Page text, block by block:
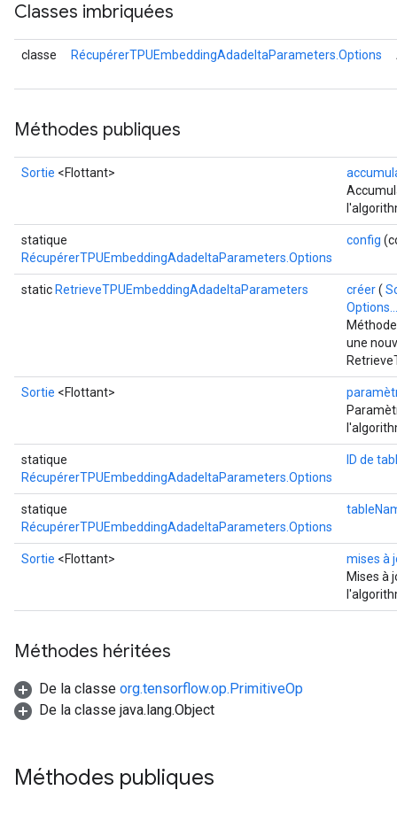
Classes imbriquées
classe RécupérerTPUEmbeddingAdadeltaParameters.Options
Méthodes publiques
Sortie <Flottant>
statique
RécupérerTPUEmbeddingAdadeltaParameters.Options
config
static RetrieveTPUEmbeddingAdadeltaParameters créer(
Options...
une
Sortie <Flottant>
statique
RécupérerTPUEmbeddingAdadeltaParameters.Options
ID de
statique
RécupérerTPUEmbeddingAdadeltaParameters.Options
Sortie <Flottant>
mises à
Mises à
Méthodes héritées
De la classe org.tensorflow.op.PrimitiveOp
De la classe java.lang.Object
Méthodes publiques